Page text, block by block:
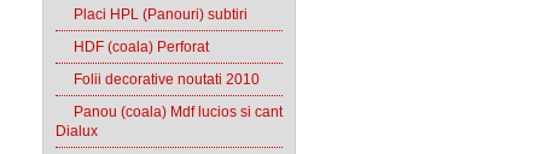
Placi HPL (Panouri) subtiri
HDF (coala) Perforat
Folii decorative noutati 2010
Panou (coala) Mdf lucios si cant
Dialux